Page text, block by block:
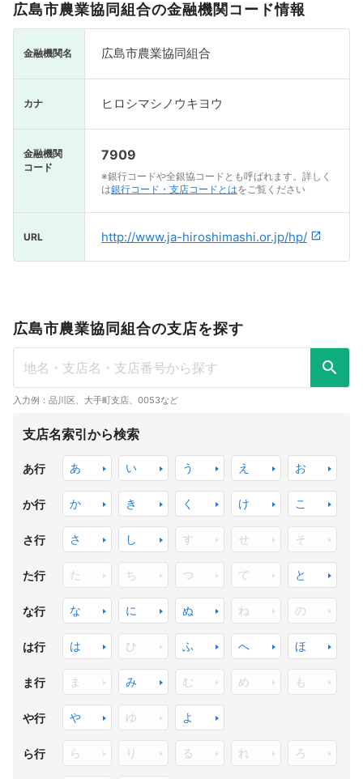
広島市農業協同組合の金融機関コード情報
金融機関名 広島市農業協同組合
カナ ヒロシマシノウキヨウ
金融機関
コード
7909
※銀行コードや全銀協コードとも呼ばれます。詳しく
は銀行コード・支店コードとはをご覧ください
URL http://www.ja-hiroshimashi.or.jp/hp/
広島市農業協同組合の支店を探す
入力例：品川区、大手町支店、0053など
支店名索引から検索
あ行 あ い う え お
か行 か き く け こ
さ行 さ し す せ そ
た行 た ち つ て と
な行 な に ぬ ね の
は行 は ひ ふ へ ほ
ま行 ま み む め も
や行 や ゆ よ
ら行 ら り る れ ろ